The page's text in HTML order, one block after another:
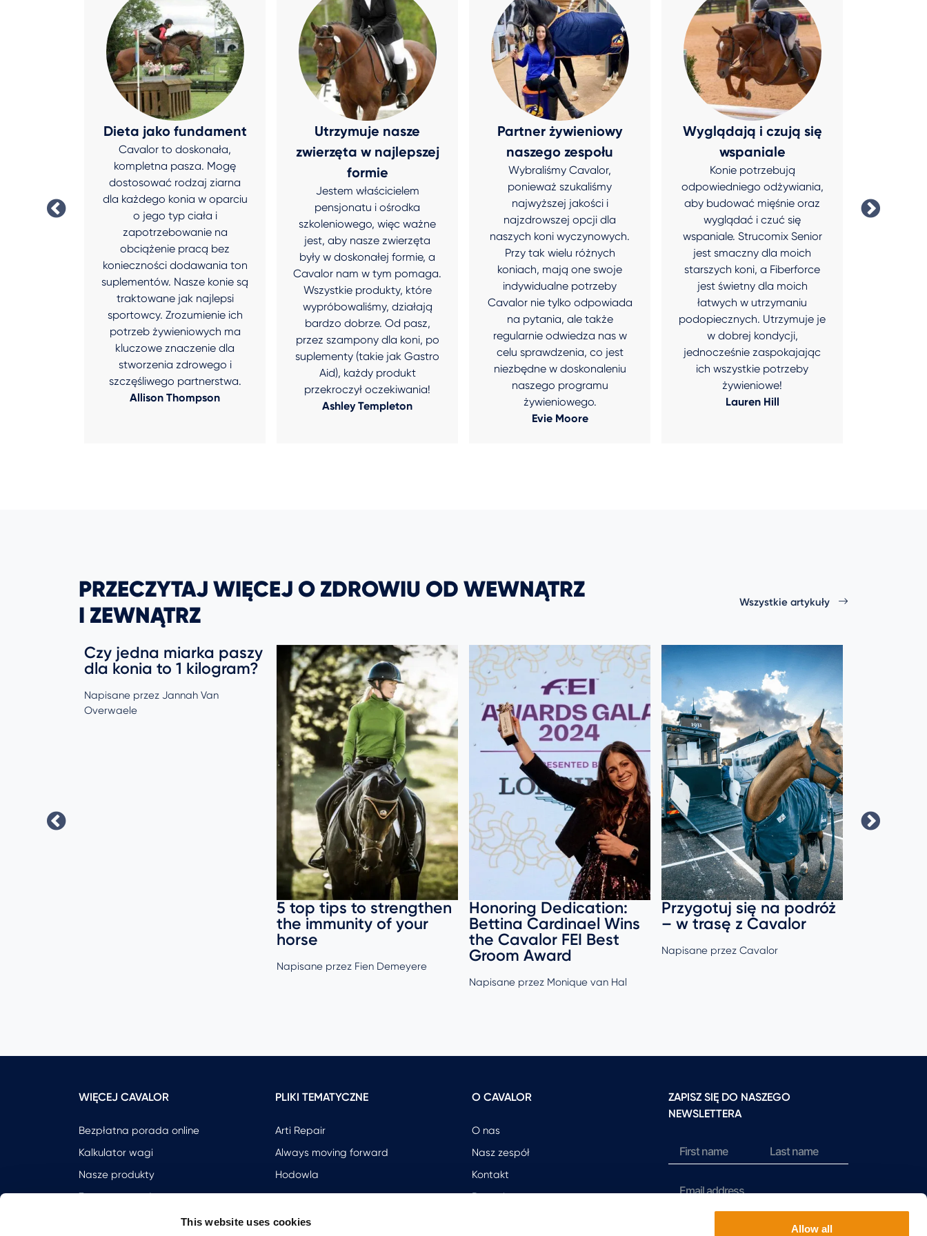
This website uses cookies
Allow all
go
Dieta jako fundament
Cavalor to doskonała,
kompletna pasza. Mogę
dostosować rodzaj ziarna
dla każdego konia w oparciu
o jego typ ciała i
zapotrzebowanie na
obciążenie pracą bez
konieczności dodawania ton
suplementów. Nasze konie są
traktowane jak najlepsi
sportowcy. Zrozumienie ich
potrzeb żywieniowych ma
kluczowe znaczenie dla
stworzenia zdrowego i
szczęśliwego partnerstwa.
Allison Thompson
Utrzymuje nasze
zwierzęta w najlepszej
formie
Jestem właścicielem
pensjonatu i ośrodka
szkoleniowego, więc ważne
jest, aby nasze zwierzęta
były w doskonałej formie, a
Cavalor nam w tym pomaga.
Wszystkie produkty, które
wypróbowaliśmy, działają
bardzo dobrze. Od pasz,
przez szampony dla koni, po
suplementy (takie jak Gastro
Aid), każdy produkt
przekroczył oczekiwania!
Ashley Templeton
Partner żywieniowy
naszego zespołu
Wybraliśmy Cavalor,
ponieważ szukaliśmy
najwyższej jakości i
najzdrowszej opcji dla
naszych koni wyczynowych.
Przy tak wielu różnych
koniach, mają one swoje
indywidualne potrzeby
Cavalor nie tylko odpowiada
na pytania, ale także
regularnie odwiedza nas w
celu sprawdzenia, co jest
niezbędne w doskonaleniu
naszego programu
żywieniowego.
Evie Moore
Wyglądają i czują się
wspaniale
Konie potrzebują
odpowiedniego odżywiania,
aby budować mięśnie oraz
wyglądać i czuć się
wspaniale. Strucomix Senior
jest smaczny dla moich
starszych koni, a Fiberforce
jest świetny dla moich
łatwych w utrzymaniu
podopiecznych. Utrzymuje je
w dobrej kondycji,
jednocześnie zaspokajając
ich wszystkie potrzeby
żywieniowe!
Lauren Hill
mu
PRZECZYTAJ WIĘCEJ O ZDROWIU OD WEWNĄTRZ
I ZEWNĄTRZ
Wszystkie artykuły
Czy jedna miarka paszy
dla konia to 1 kilogram?
Napisane przez Jannah Van
Overwaele
5 top tips to strengthen
the immunity of your
horse
Napisane przez Fien Demeyere
Honoring Dedication:
Bettina Cardinael Wins
the Cavalor FEI Best
Groom Award
Napisane przez Monique van Hal
Przygotuj się na podróż
– w trasę z Cavalor
Napisane przez Cavalor
WIĘCEJ CAVALOR
Bezpłatna porada online
Kalkulator wagi
Nasze produkty
Zostaw recenzje
PLIKI TEMATYCZNE
Arti Repair
Always moving forward
Hodowla
O CAVALOR
O nas
Nasz zespół
Kontakt
Dystrybutorzy
ZAPISZ SIĘ DO NASZEGO
NEWSLETTERA